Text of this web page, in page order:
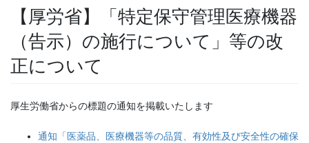
【厚労省】「特定保守管理医療機器
（告示）の施行について」等の改
正について
厚生労働省からの標題の通知を掲載いたします
通知「医薬品、医療機器等の品質、有効性及び安全性の確保